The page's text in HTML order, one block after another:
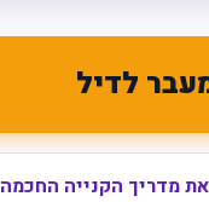
לדיל
מדריך הקנייה החכמה